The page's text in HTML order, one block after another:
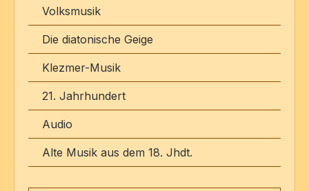
Volksmusik
Die diatonische Geige
Klezmer-Musik
21. Jahrhundert
Audio
Alte Musik aus dem 18. Jhdt.